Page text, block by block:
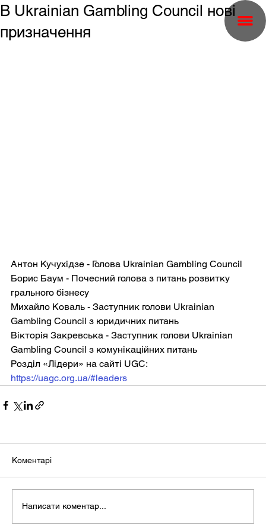
В Ukrainian Gambling Council нові
призначення
Антон Кучухідзе - Голова Ukrainian Gambling Council
Борис Баум - Почесний голова з питань розвитку
грального бізнесу
Михайло Коваль - Заступник голови Ukrainian
Gambling Council з юридичних питань
Вікторія Закревська - Заступник голови Ukrainian
Gambling Council з комунікаційних питань
Розділ «Лідери» на сайті UGC:
https://uagc.org.ua/#leaders
Коментарі
Написати коментар...